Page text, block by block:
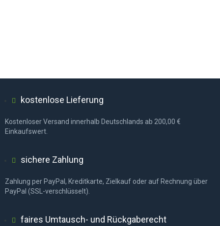
kostenlose Lieferung
Kostenloser Versand innerhalb Deutschlands ab 200,00 €
Einkaufswert.
sichere Zahlung
Zahlung per PayPal, Kreditkarte, Zielkauf oder auf Rechnung über
PayPal (SSL-verschlüsselt).
faires Umtausch- und Rückgaberecht